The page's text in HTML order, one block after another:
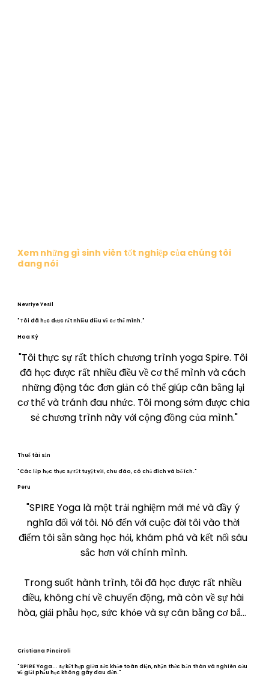
Xem những gì sinh viên tốt nghiệp của chúng tôi
đang nói
Nevriye Yesil
"Tôi đã học được rất nhiều điều về cơ thể mình."
Hoa Kỳ
"Tôi thực sự rất thích chương trình yoga Spire. Tôi
đã học được rất nhiều điều về cơ thể mình và cách
những động tác đơn giản có thể giúp cân bằng lại
cơ thể và tránh đau nhức. Tôi mong sớm được chia
sẻ chương trình này với cộng đồng của mình."
Thuế tài sản
"Các lớp học thực sự rất tuyệt vời, chu đáo, có chủ đích và bổ ích."
Peru
"SPIRE Yoga là một trải nghiệm mới mẻ và đầy ý
nghĩa đối với tôi. Nó đến với cuộc đời tôi vào thời
điểm tôi sẵn sàng học hỏi, khám phá và kết nối sâu
sắc hơn với chính mình.
Trong suốt hành trình, tôi đã học được rất nhiều
điều, không chỉ về chuyển động, mà còn về sự hài
hòa, giải phẫu học, sức khỏe và sự cân bằng cơ bắp.
Cristiana Pinciroli
"SPIRE Yoga... sự kết hợp giữa sức khỏe toàn diện, nhận thức bản thân và nghiên cứu
về giải phẫu học không gây đau đớn."